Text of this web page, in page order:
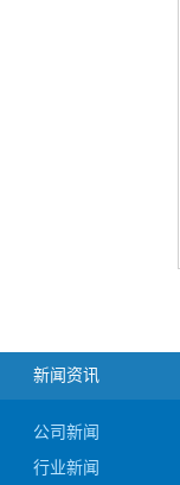
新闻资讯
公司新闻
行业新闻